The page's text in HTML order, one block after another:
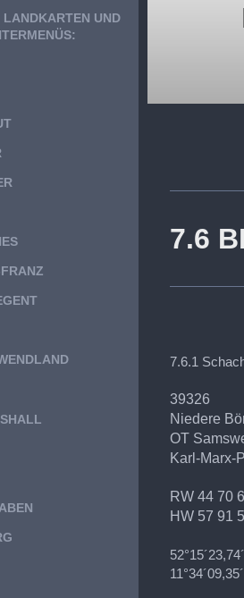
7.6
7.6.1
39326
Niedere
OT
Karl-Marx-
RW 44 70
HW 57 91
UND